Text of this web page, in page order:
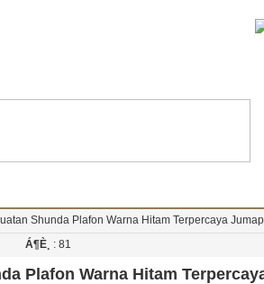
Shunda Plafon Warna Hitam Terpercaya
Á¶È¸ : 81
Plafon Warna Hitam